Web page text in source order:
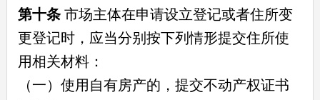
第十条市场主体在申请设立登记或者住所变
更登记时，应当分别按下列情形提交住所使
用相关材料：
（一）使用自有房产的，提交不动产权证书